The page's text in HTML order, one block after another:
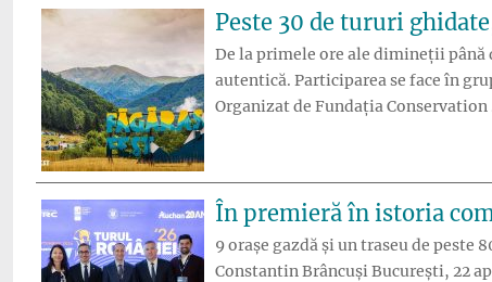
Peste 30 de tururi
De la primele ore ale dimineții
autentică. Participarea se face în
Organizat de Fundația Conservation
În premieră în istoria
9 orașe gazdă și un traseu de
Constantin Brâncuși București, 22